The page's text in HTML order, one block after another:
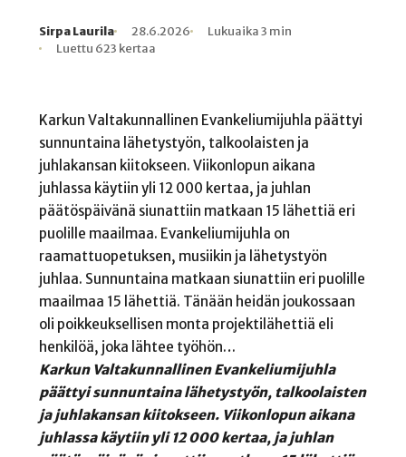
Kirjoittaja
Sirpa Laurila
Julkaistu
28.6.2026
Lukuaika
Lukuaika 3 min
Lukukertoja
Luettu 623 kertaa
Karkun Valtakunnallinen Evankeliumijuhla päättyi
sunnuntaina lähetystyön, talkoolaisten ja
juhlakansan kiitokseen. Viikonlopun aikana
juhlassa käytiin yli 12 000 kertaa, ja juhlan
päätöspäivänä siunattiin matkaan 15 lähettiä eri
puolille maailmaa. Evankeliumijuhla on
raamattuopetuksen, musiikin ja lähetystyön
juhlaa. Sunnuntaina matkaan siunattiin eri puolille
maailmaa 15 lähettiä. Tänään heidän joukossaan
oli poikkeuksellisen monta projektilähettiä eli
henkilöä, joka lähtee työhön…
Karkun Valtakunnallinen Evankeliumijuhla
päättyi sunnuntaina lähetystyön, talkoolaisten
ja juhlakansan kiitokseen. Viikonlopun aikana
juhlassa käytiin yli 12 000 kertaa, ja juhlan